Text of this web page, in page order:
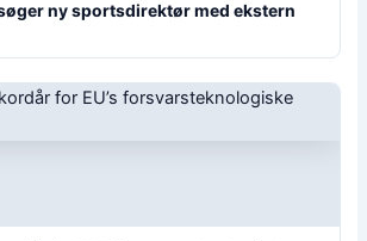
ny sportsdirektør med ekstern